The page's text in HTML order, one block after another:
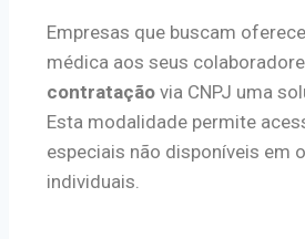
Empresas que buscam
médica aos seus
contratação via CNPJ uma
Esta modalidade permite
especiais não disponíveis em
individuais.